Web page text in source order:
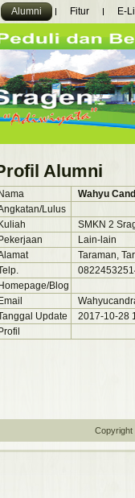
Alumni Fitur E-
Alumni
Wahyu
Lulus
SMKN 2
Lain-lain
Taraman,
Blog
Update
2017-10-28